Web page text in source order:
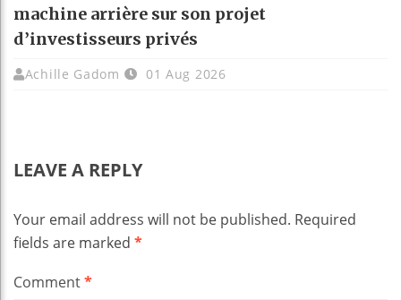
machine arrière sur son projet
d’investisseurs privés
Achille Gadom 01 Aug 2026
LEAVE A REPLY
Your email address will not be published. Required
fields are marked *
Comment*